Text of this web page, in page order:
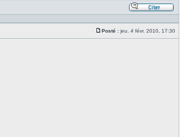
le
Message
Posté : jeu. 4 févr. 2010, 17:30